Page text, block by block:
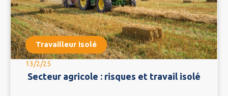
Travailleur isolé
13/2/25
Secteur agricole : risques et travail isolé